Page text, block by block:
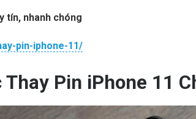
tín, nhanh chóng
pin-iphone-11/
Thay Pin iPhone 11